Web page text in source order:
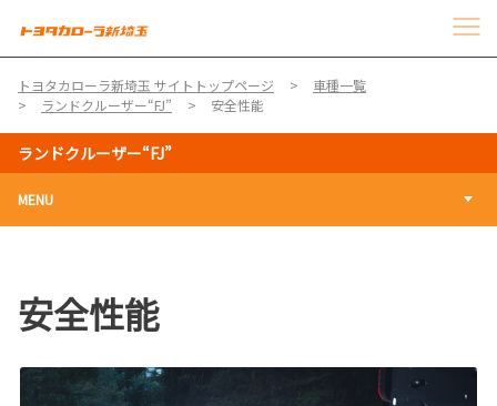
トヨタカローラ新埼玉 サイトトップページ
車種一覧
ランドクルーザー“FJ”
安全性能
ランドクルーザー“FJ”
MENU
安全性能